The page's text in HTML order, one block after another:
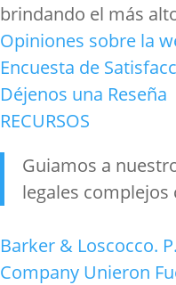
brindando el más
Opiniones sobre la
Encuesta de
Déjenos una Reseña
RECURSOS
Guiamos a
legales complejos
Barker & Loscocco.
Company Unieron